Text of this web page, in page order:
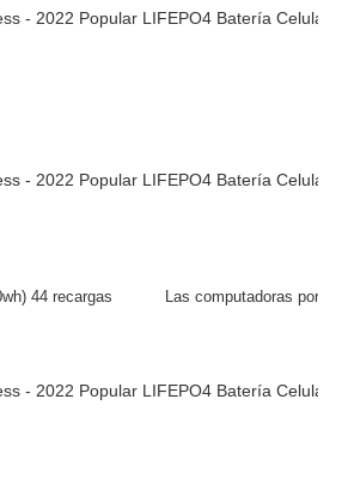
44 recargas Las computadoras